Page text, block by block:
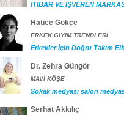
İTİBAR VE İŞVEREN
Hatice Gökçe
ERKEK GİYİM TRENDLERİ
Erkekler İçin Doğru Takım
Dr. Zehra Güngör
MAVİ KÖŞE
Sokak medyası salon
Serhat Akkılıç